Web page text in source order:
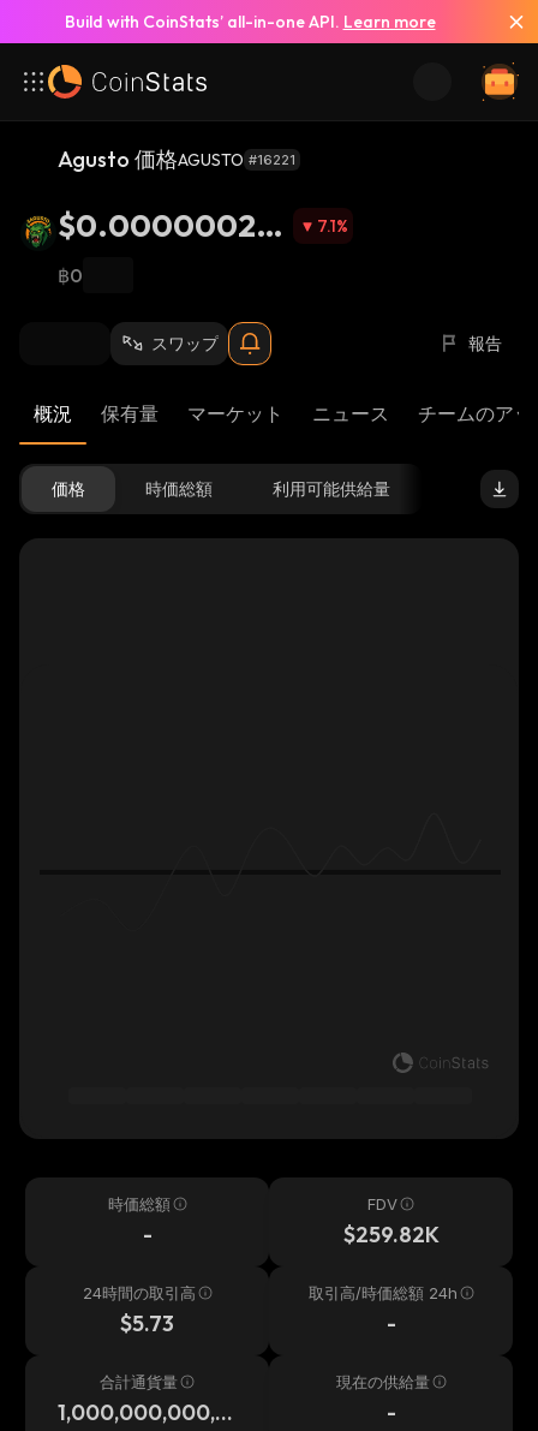
Build with CoinStats’ all-in-one API. Learn more
Agusto 価格AGUSTO #16221
$0.00000025
98
7.1%
฿0
スワップ 報告
概況 保有量 マーケット ニュース チームのア
価格 時価総額 利用可能供給量
時価総額
-
FDV
$259.82K
24時間の取引高
$5.73
取引高/時価総額 24h
-
合計通貨量
1,000,000,000,0
現在の供給量
-